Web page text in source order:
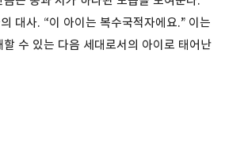
대사. “이 아이는 복수국적자에요.” 이는
수 있는 다음 세대로서의 아이로 태어난